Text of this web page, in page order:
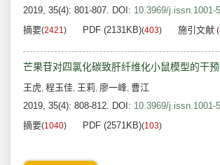
2019, 35(4): 801-807. DOI: 10.3969/j.issn.1001-
摘要(2421) PDF (2131KB)(403) 施引文献 (
芒果苷对四氯化碳致肝纤维化小鼠模型的干
王虎, 程玉佳, 王莉, 廖一峰, 曹江
2019, 35(4): 808-812. DOI: 10.3969/j.issn.1001-
摘要(1040) PDF (2571KB)(103)